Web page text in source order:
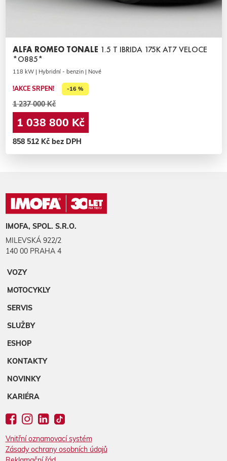
ALFA ROMEO TONALE 1.5 T IBRIDA 175K AT7 VELOCE
*O885*
118 kW | Hybridní - benzin | Nové
!AKCE SRPEN! -16 %
1 237 000 Kč
1 038 800 Kč
858 512 Kč bez DPH
IMOFA, SPOL. S.R.O.
MILEVSKÁ 922/2
140 00 PRAHA 4
VOZY
MOTOCYKLY
SERVIS
SLUŽBY
ESHOP
KONTAKTY
NOVINKY
KARIÉRA
Vnitřní oznamovací systém
Zásady ochrany osobních údajů